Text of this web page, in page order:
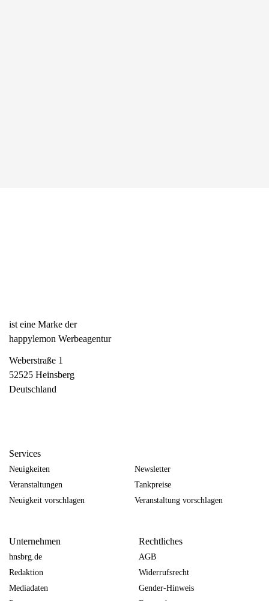
ist eine Marke der
happylemon Werbeagentur
Weberstraße 1
52525 Heinsberg
Deutschland
Services
Neuigkeiten
Newsletter
Veranstaltungen
Tankpreise
Neuigkeit vorschlagen
Veranstaltung vorschlagen
Unternehmen
hnsbrg.de
Redaktion
Mediadaten
Rechtliches
AGB
Widerrufsrecht
Gender-Hinweis